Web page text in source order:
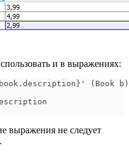
и в выражениях:
(Book
выражения не следует
.